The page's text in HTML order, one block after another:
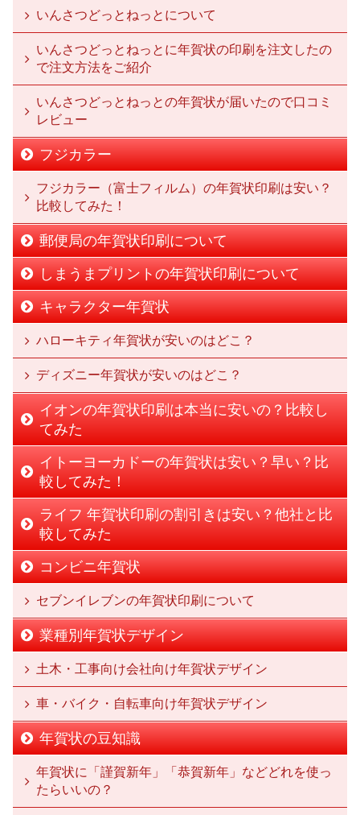
いんさつどっとねっとについて
いんさつどっとねっとに年賀状の印刷を注文したの
で注文方法をご紹介
いんさつどっとねっとの年賀状が届いたので口コミ
レビュー
フジカラー
フジカラー（富士フィルム）の年賀状印刷は安い？
比較してみた！
郵便局の年賀状印刷について
しまうまプリントの年賀状印刷について
キャラクター年賀状
ハローキティ年賀状が安いのはどこ？
ディズニー年賀状が安いのはどこ？
イオンの年賀状印刷は本当に安いの？比較し
てみた
イトーヨーカドーの年賀状は安い？早い？比
較してみた！
ライフ 年賀状印刷の割引きは安い？他社と比
較してみた
コンビニ年賀状
セブンイレブンの年賀状印刷について
業種別年賀状デザイン
土木・工事向け会社向け年賀状デザイン
車・バイク・自転車向け年賀状デザイン
年賀状の豆知識
年賀状に「謹賀新年」「恭賀新年」などどれを使っ
たらいいの？